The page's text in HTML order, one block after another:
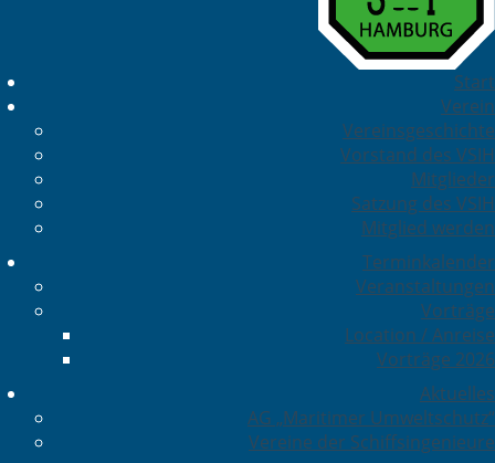
Start
Verein
Vereinsgeschichte
Vorstand des VSIH
Mitglieder
Satzung des VSIH
Mitglied werden
Terminkalender
Veranstaltungen
Vorträge
Location / Anreise
Vorträge 2026
Aktuelles
AG „Maritimer Umweltschutz“
Vereine der Schiffsingenieure